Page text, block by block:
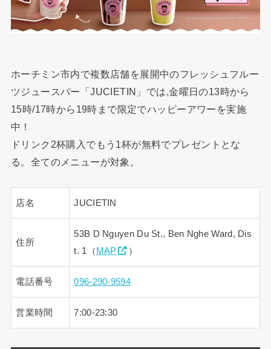
ホーチミン市内で複数店舗を展開中のフレッシュフルー
ツジュースバー「JUCIETIN」では,金曜日の13時から
15時/17時から19時まで限定でハッピーアワーを実施
中！
ドリンク2杯購入でもう1杯が無料でプレゼントとな
る。全てのメニューが対象。
店名 JUCIETIN
住所
53B D Nguyen Du St., Ben Nghe Ward, Dis
t. 1（ MAP ）
電話番号 096-290-9594
営業時間 7:00-23:30